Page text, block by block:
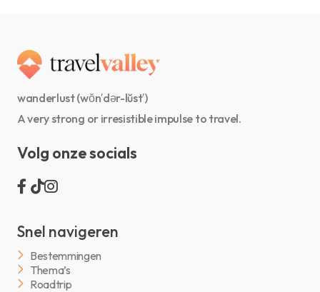
wanderlust (wŏn′dər-lŭst′)
A very strong or irresistible impulse to travel.
Volg onze socials
Snel navigeren
Bestemmingen
Thema’s
Roadtrip